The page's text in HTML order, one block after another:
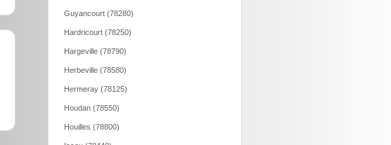
Guyancourt (78280)
Hardricourt (78250)
Hargeville (78790)
Herbeville (78580)
Hermeray (78125)
Houdan (78550)
Houilles (78800)